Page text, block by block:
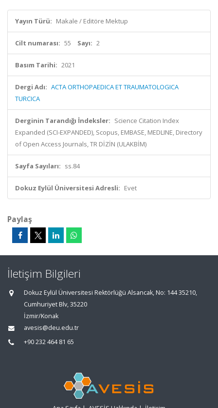
Yayın Türü: Makale / Editöre Mektup
Cilt numarası: 55 Sayı: 2
Basım Tarihi: 2021
Dergi Adı: ACTA ORTHOPAEDICA ET TRAUMATOLOGICA
TURCICA
Derginin Tarandığı İndeksler: Science Citation Index
Expanded (SCI-EXPANDED), Scopus, EMBASE, MEDLINE, Directory
of Open Access Journals, TR DİZİN (ULAKBİM)
Sayfa Sayıları: ss.84
Dokuz Eylül Üniversitesi Adresli: Evet
Paylaş
İletişim Bilgileri
Dokuz Eylül Üniversitesi Rektörlüğü Alsancak, No: 144 35210,
Cumhuriyet Blv, 35220
İzmir/Konak
avesis@deu.edu.tr
+90 232 464 81 65